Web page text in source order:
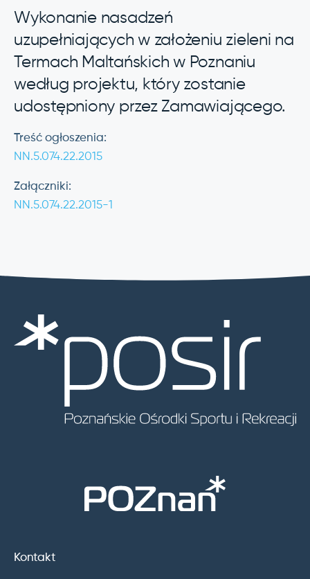
Wykonanie nasadzeń
uzupełniających w założeniu zieleni na
Termach Maltańskich w Poznaniu
według projektu, który zostanie
udostępniony przez Zamawiającego.
Treść ogłoszenia:
NN.5.074.22.2015
Załączniki:
NN.5.074.22.2015-1
Kontakt